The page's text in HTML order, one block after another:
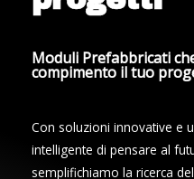
Moduli Prefabbricati
compimento il tuo
Con soluzioni innovative e
intelligente di pensare al
semplifichiamo la ricerca